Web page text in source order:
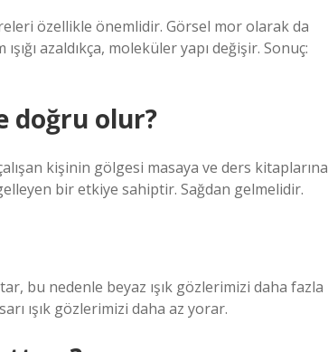
özellikle önemlidir. Görsel mor olarak da
azaldıkça, moleküler yapı değişir. Sonuç:
doğru olur?
kişinin gölgesi masaya ve ders kitaplarına
bir etkiye sahiptir. Sağdan gelmelidir.
bu nedenle beyaz ışık gözlerimizi daha fazla
ışık gözlerimizi daha az yorar.